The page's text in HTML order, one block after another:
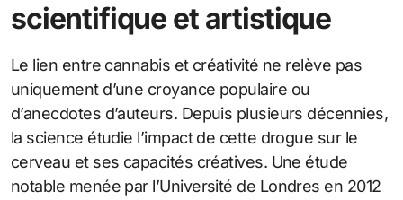
scientifique et artistique
Le lien entre cannabis et créativité ne relève pas
uniquement d’une croyance populaire ou
d’anecdotes d’auteurs. Depuis plusieurs décennies,
la science étudie l’impact de cette drogue sur le
cerveau et ses capacités créatives. Une étude
notable menée par l’Université de Londres en 2012